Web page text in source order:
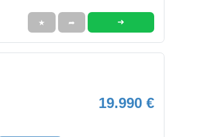
★ ➦ ➜
19.990 €